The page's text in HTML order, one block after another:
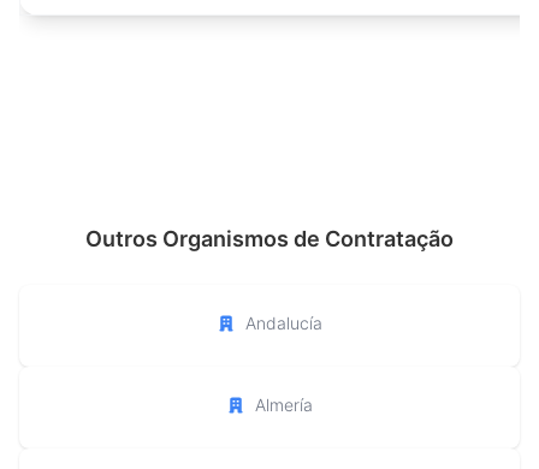
Outros Organismos de Contratação
Andalucía
Almería